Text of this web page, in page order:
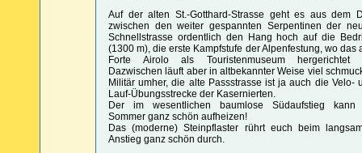
Auf der alten St.-Gotthard-Strasse geht es aus dem
zwischen den weiter gespannten Serpentinen der
Schnellstrasse ordentlich den Hang hoch auf die
(1300 m), die erste Kampfstufe der Alpenfestung, wo das
Forte Airolo als Touristenmuseum hergerichtet
Dazwischen läuft aber in altbekannter Weise viel
Militär umher, die alte Passstrasse ist ja auch die Velo-
Lauf-Übungsstrecke der Kasernierten.
Der im wesentlichen baumlose Südaufstieg kann
Sommer ganz schön aufheizen!
Das (moderne) Steinpflaster rührt euch beim
Anstieg ganz schön durch.